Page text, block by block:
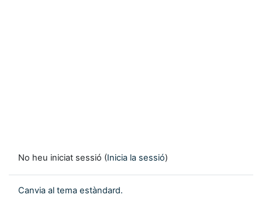
No heu iniciat sessió (Inicia la sessió)
Canvia al tema estàndard.